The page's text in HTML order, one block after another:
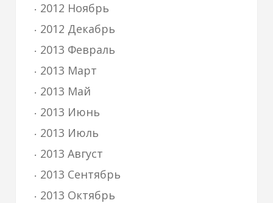
2012 Ноябрь
2012 Декабрь
2013 Февраль
2013 Март
2013 Май
2013 Июнь
2013 Июль
2013 Август
2013 Сентябрь
2013 Октябрь